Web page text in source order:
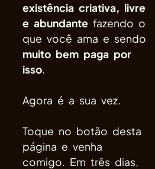
existência criativa, livre
e abundante fazendo o
que você ama e sendo
muito bem paga por
isso.
Agora é a sua vez.
Toque no botão desta
página e venha
comigo. Em três dias,